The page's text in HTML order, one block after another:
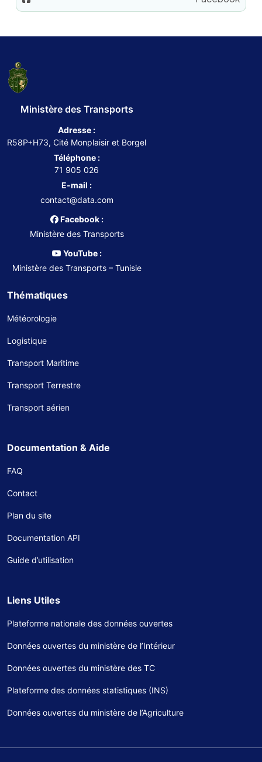
Ministère des Transports
Adresse :
R58P+H73, Cité Monplaisir et Borgel
Téléphone :
71 905 026
E-mail :
contact@data.com
Facebook :
Ministère des Transports
YouTube :
Ministère des Transports – Tunisie
Thématiques
Météorologie
Logistique
Transport Maritime
Transport Terrestre
Transport aérien
Documentation & Aide
FAQ
Contact
Plan du site
Documentation API
Guide d’utilisation
Liens Utiles
Plateforme nationale des données ouvertes
Données ouvertes du ministère de l’Intérieur
Données ouvertes du ministère des TC
Plateforme des données statistiques (INS)
Données ouvertes du ministère de l’Agriculture